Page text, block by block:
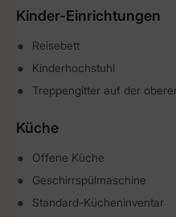
Kinder-Einrichtungen
Reisebett
Kinderhochstuhl
Treppengitter auf der
Küche
Offene Küche
Geschirrspülmaschine
Standard-Kücheninventar